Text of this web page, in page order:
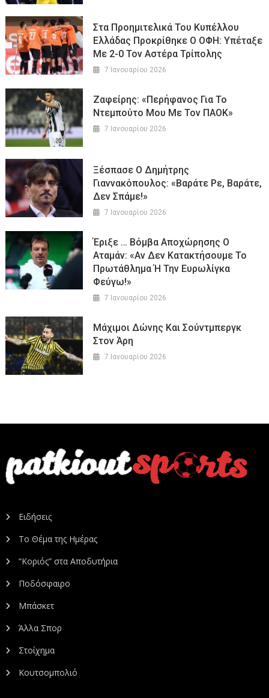
Στα Προημιτελικά Του Κυπέλλου
Ελλάδας Προκρίθηκε Ο ΟΦΗ: Υπέταξε
Με 2-0 Τον Αστέρα Τρίπολης
7 Ιανουαρίου 2026
Ζαφείρης: «Περήφανος Για Το
Ντεμπούτο Μου Με Τον ΠΑΟΚ»
7 Ιανουαρίου 2026
Ξέσπασε Ο Δημήτρης
Γιαννακόπουλος: «Βαράτε Ρε, Βαράτε,
Δεν Σπάμε!»
7 Ιανουαρίου 2026
Έριξε … Βόμβα Αποχώρησης Ο
Αταμάν: «Αν Δεν Κατακτήσουμε Το
Πρωτάθλημα Ή Την Ευρωλίγκα
Φεύγω!»
7 Ιανουαρίου 2026
Μάχιμοι Δώνης Και Σούντμπεργκ
Στον Άρη
7 Ιανουαρίου 2026
Ειδήσεις
Το Θέμα της Ημέρας
“Κοριός” στα Αποδυτήρια
Ποδόσφαιρο
Μπάσκετ
Άλλα Σπορ
Στοίχημα
Κουτσομπολιό